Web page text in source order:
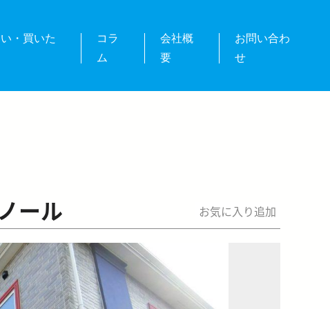
・買いた
コラ
ム
会社概
要
お問い合わ
せ
お気に入り追加
ール